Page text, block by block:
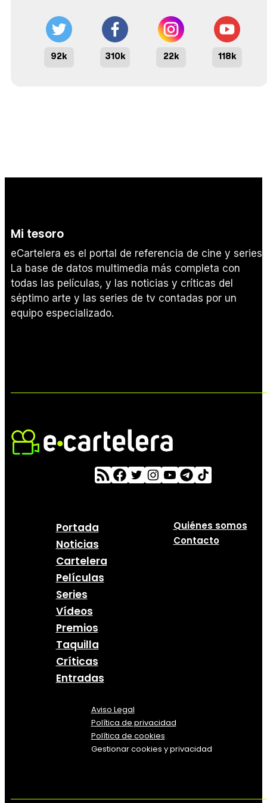
92k 310k 22k 118k
Mi tesoro
eCartelera es el portal de referencia de cine y series.
La base de datos multimedia más completa con
todas las películas, y las noticias y críticas del
séptimo arte y las series de tv contadas por un
equipo especializado.
Portada
Noticias
Cartelera
Películas
Series
Vídeos
Premios
Taquilla
Críticas
Entradas
Quiénes somos
Contacto
Aviso Legal
Política de privacidad
Política de cookies
Gestionar cookies y privacidad